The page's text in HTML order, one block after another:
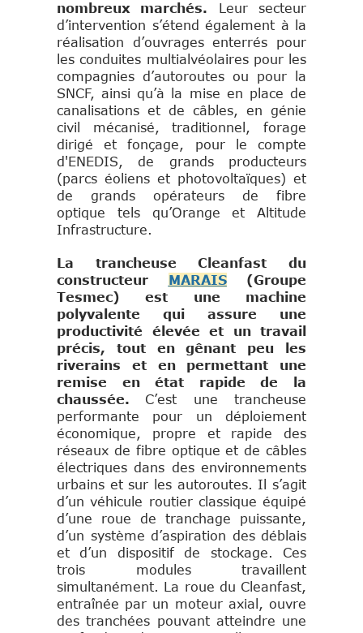
nombreux marchés. Leur secteur
d’intervention s’étend également à la
réalisation d’ouvrages enterrés pour
les conduites multialvéolaires pour les
compagnies d’autoroutes ou pour la
SNCF, ainsi qu’à la mise en place de
canalisations et de câbles, en génie
civil mécanisé, traditionnel, forage
dirigé et fonçage, pour le compte
d'ENEDIS, de grands producteurs
(parcs éoliens et photovoltaïques) et
de grands opérateurs de fibre
optique tels qu’Orange et Altitude
Infrastructure.
La trancheuse Cleanfast du
constructeur MARAIS(Groupe
Tesmec) est une machine
polyvalente qui assure une
productivité élevée et un travail
précis, tout en gênant peu les
riverains et en permettant une
remise en état rapide de la
chaussée. C’est une trancheuse
performante pour un déploiement
économique, propre et rapide des
réseaux de fibre optique et de câbles
électriques dans des environnements
urbains et sur les autoroutes. Il s’agit
d’un véhicule routier classique équipé
d’une roue de tranchage puissante,
d’un système d’aspiration des déblais
et d’un dispositif de stockage. Ces
trois modules travaillent
simultanément. La roue du Cleanfast,
entraînée par un moteur axial, ouvre
des tranchées pouvant atteindre une